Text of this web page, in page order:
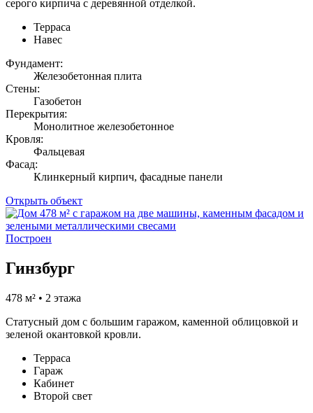
серого кирпича с деревянной отделкой.
Терраса
Навес
Фундамент:
Железобетонная плита
Стены:
Газобетон
Перекрытия:
Монолитное железобетонное
Кровля:
Фальцевая
Фасад:
Клинкерный кирпич, фасадные панели
Открыть объект
Построен
Гинзбург
478 м² • 2 этажа
Статусный дом с большим гаражом, каменной облицовкой и
зеленой окантовкой кровли.
Терраса
Гараж
Кабинет
Второй свет